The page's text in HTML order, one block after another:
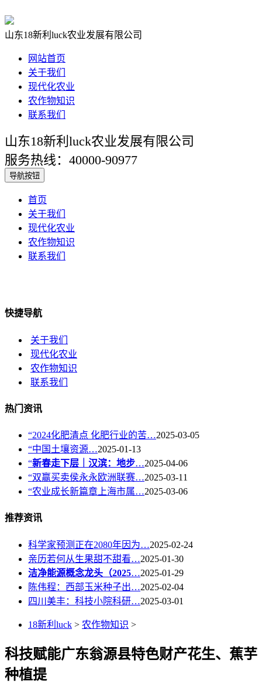
山东18新利luck农业发展有限公司
网站首页
关于我们
现代化农业
农作物知识
联系我们
山东18新利luck农业发展有限公司
服务热线：40000-90977
导航按钮
首页
关于我们
现代化农业
农作物知识
联系我们
快捷导航
关于我们
现代化农业
农作物知识
联系我们
热门资讯
“2024化肥清点 化肥行业的苦…2025-03-05
“中国土壤资源…2025-01-13
“新春走下层｜汉滨：地步…2025-04-06
“双赢买卖侯永永欧洲联赛…2025-03-11
“农业成长新篇章上海市属…2025-03-06
推荐资讯
科学家预测正在2080年因为…2025-02-24
亲历若何从生果甜不甜看…2025-01-30
洁净能源概念龙头（2025…2025-01-29
陈伟程：西部玉米种子出…2025-02-04
四川美丰：科技小院科研…2025-03-01
18新利luck > 农作物知识 >
科技赋能广东翁源县特色财产花生、蕉芋
种植提